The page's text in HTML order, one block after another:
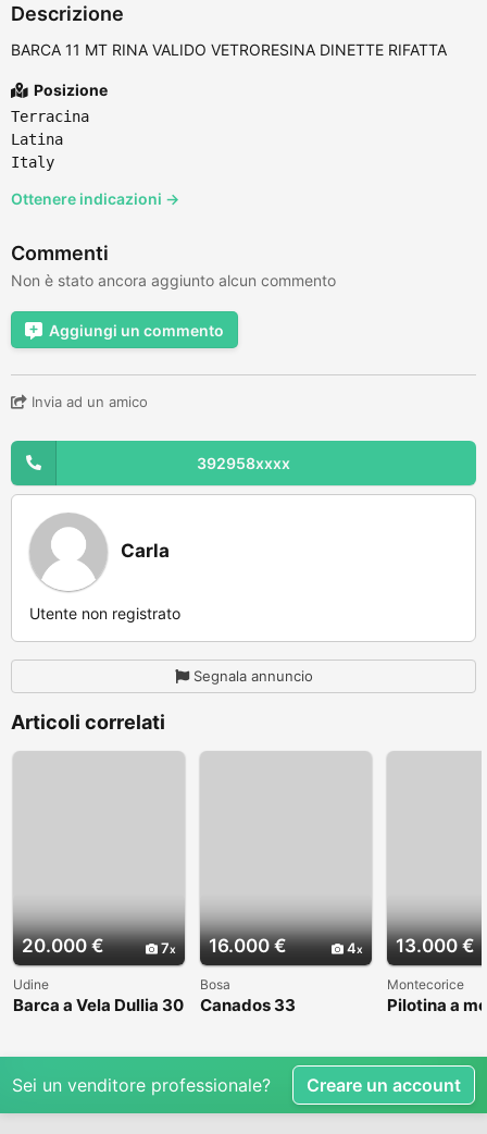
Descrizione
BARCA 11 MT RINA VALIDO VETRORESINA DINETTE RIFATTA
Posizione
Terracina
Latina
Italy
Ottenere indicazioni →
Commenti
Non è stato ancora aggiunto alcun commento
Aggiungi un commento
Invia ad un amico
392958xxxx
Carla
Utente non registrato
Segnala annuncio
Articoli correlati
20.000 € 7
Udine
Barca a Vela Dullia 30
16.000 € 4
Bosa
Canados 33
13.000 €
Montecorice
Pilotina a
Sei un venditore professionale? Creare un account